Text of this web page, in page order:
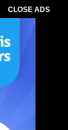
CLOSE ADS